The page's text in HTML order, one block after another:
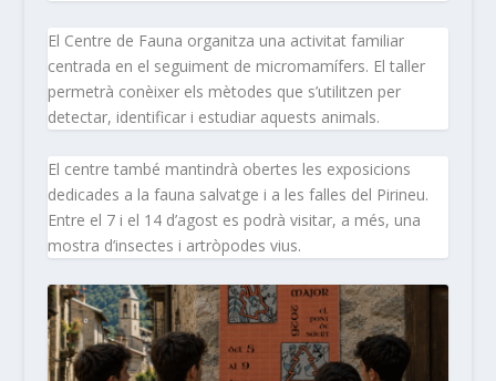
El Centre de Fauna organitza una activitat familiar
centrada en el seguiment de micromamífers. El taller
permetrà conèixer els mètodes que s’utilitzen per
detectar, identificar i estudiar aquests animals.
El centre també mantindrà obertes les exposicions
dedicades a la fauna salvatge i a les falles del Pirineu.
Entre el 7 i el 14 d’agost es podrà visitar, a més, una
mostra d’insectes i artròpodes vius.